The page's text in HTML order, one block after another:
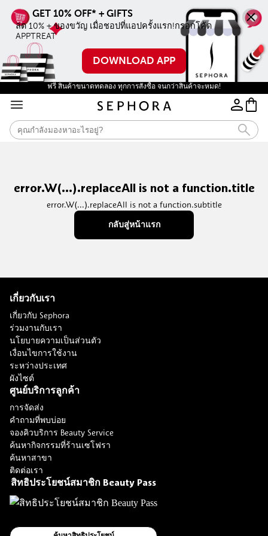
ลด 10% + ของขวัญ เมื่อชอปที่แอปครั้งแรก!กรอกโค้ด
APPTREAT
DOWNLOAD APP
ฟรี สินค้าขนาดทดลอง ทุกการสั่งซื้อ จนกว่าสินค้าจะหมด!
error.W(...).replaceAll is not a function.title
error.W(...).replaceAll is not a function.subtitle
กลับสู่หน้าแรก
เกี่ยวกับเรา
เกี่ยวกับ Sephora
ร่วมงานกับเรา
นโยบายความเป็นส่วนตัว
เงื่อนไขการใช้งาน
ระหว่างประเทศ
ผังไซต์
ศูนย์บริการลูกค้า
การจัดส่ง
คำถามที่พบบ่อย
จองคิวบริการ Beauty Service
ค้นหากิจกรรมที่ร้านเซโฟรา
ค้นหาสาขา
ติดต่อเรา
สิทธิประโยชน์สมาชิก Beauty Pass